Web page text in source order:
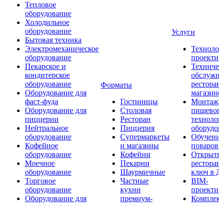
Тепловое
оборудование
Холодильное
оборудование
Бытовая техника
Электромеханическое
оборудование
Пекарское и
кондитерское
оборудование
Оборудование для
фаст-фуда
Оборудование для
пиццерии
Нейтральное
оборудование
Кофейное
оборудование
Моечное
оборудование
Торговое
оборудование
Оборудование для
Форматы
Гостиницы
Столовая
Ресторан
Пиццерия
Супермаркеты
и магазины
Кофейни
Пекарни
Шаурмичные
Частные
кухни
премиум-
Услуги
Монтаж
поваров
ключ в
BIM-